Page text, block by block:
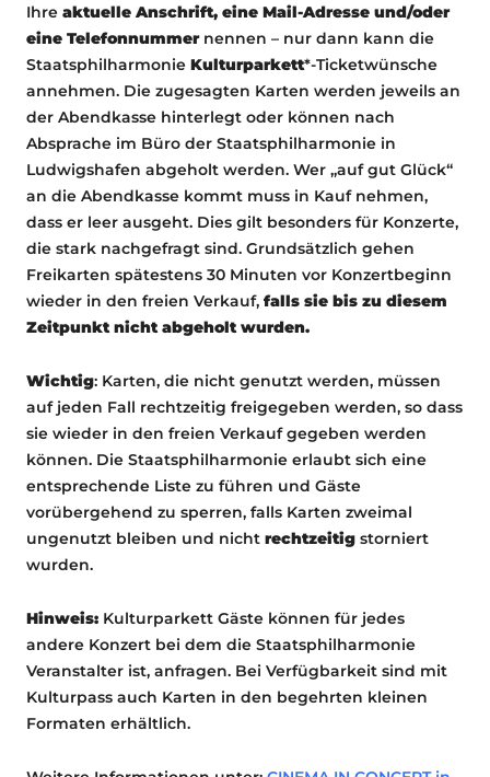
Ihre aktuelle Anschrift, eine Mail-Adresse und/oder
eine Telefonnummernennen – nur dann kann die
Staatsphilharmonie Kulturparkett*-Ticketwünsche
annehmen. Die zugesagten Karten werden jeweils an
der Abendkasse hinterlegt oder können nach
Absprache im Büro der Staatsphilharmonie in
Ludwigshafen abgeholt werden. Wer „auf gut Glück“
an die Abendkasse kommt muss in Kauf nehmen,
dass er leer ausgeht. Dies gilt besonders für Konzerte,
die stark nachgefragt sind. Grundsätzlich gehen
Freikarten spätestens 30 Minuten vor Konzertbeginn
wieder in den freien Verkauf, falls sie bis zu diesem
Zeitpunkt nicht abgeholt wurden.
Wichtig: Karten, die nicht genutzt werden, müssen
auf jeden Fall rechtzeitig freigegeben werden, so dass
sie wieder in den freien Verkauf gegeben werden
können. Die Staatsphilharmonie erlaubt sich eine
entsprechende Liste zu führen und Gäste
vorübergehend zu sperren, falls Karten zweimal
ungenutzt bleiben und nicht rechtzeitig storniert
wurden.
Hinweis: Kulturparkett Gäste können für jedes
andere Konzert bei dem die Staatsphilharmonie
Veranstalter ist, anfragen. Bei Verfügbarkeit sind mit
Kulturpass auch Karten in den begehrten kleinen
Formaten erhältlich.